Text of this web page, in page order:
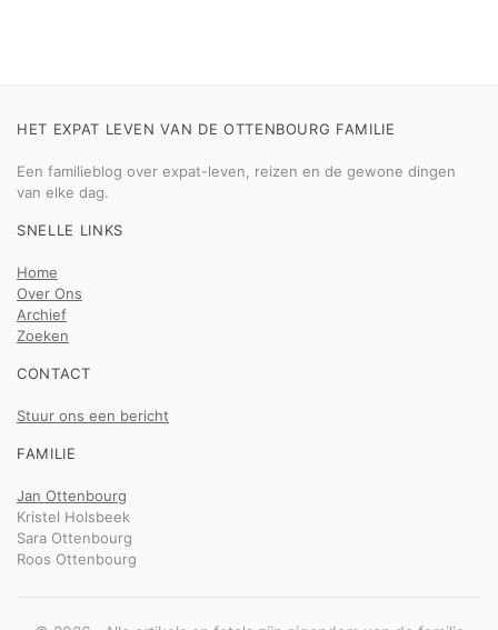
HET EXPAT LEVEN VAN DE OTTENBOURG FAMILIE
Een familieblog over expat-leven, reizen en de gewone dingen
van elke dag.
SNELLE LINKS
Home
Over Ons
Archief
Zoeken
CONTACT
Stuur ons een bericht
FAMILIE
Jan Ottenbourg
Kristel Holsbeek
Sara Ottenbourg
Roos Ottenbourg